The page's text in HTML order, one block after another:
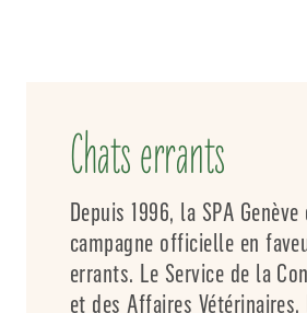
Chats errants
Depuis 1996, la SPA
campagne officielle en
errants. Le Service de la
et des Affaires Vétérinaires,